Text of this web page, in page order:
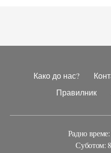
Како до нас?
Правилник
Радно
Суботом: